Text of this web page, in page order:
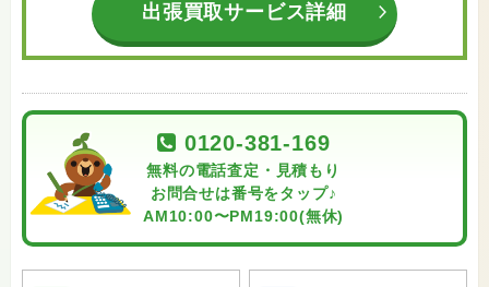
出張買取サービス詳細
0120-381-169
無料の電話査定・見積もり
お問合せは番号をタップ♪
AM10:00〜PM19:00(無休)